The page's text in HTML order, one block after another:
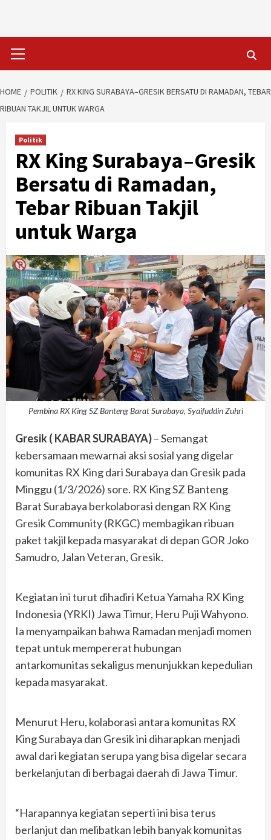
Menu
HOME POLITIK
RX KING SURABAYA–GRESIK BERSATU DI RAMADAN, TEBAR
RIBUAN TAKJIL UNTUK WARGA
Politik
RX King Surabaya–Gresik
Bersatu di Ramadan,
Tebar Ribuan Takjil
untuk Warga
Pembina RX King SZ Banteng Barat Surabaya, Syaifuddin Zuhri
Gresik ( KABAR SURABAYA)– Semangat
kebersamaan mewarnai aksi sosial yang digelar
komunitas RX King dari Surabaya dan Gresik pada
Minggu (1/3/2026) sore. RX King SZ Banteng
Barat Surabaya berkolaborasi dengan RX King
Gresik Community (RKGC) membagikan ribuan
paket takjil kepada masyarakat di depan GOR Joko
Samudro, Jalan Veteran, Gresik.
Kegiatan ini turut dihadiri Ketua Yamaha RX King
Indonesia (YRKI) Jawa Timur, Heru Puji Wahyono.
Ia menyampaikan bahwa Ramadan menjadi momen
tepat untuk mempererat hubungan
antarkomunitas sekaligus menunjukkan kepedulian
kepada masyarakat.
Menurut Heru, kolaborasi antara komunitas RX
King Surabaya dan Gresik ini diharapkan menjadi
awal dari kegiatan serupa yang bisa digelar secara
berkelanjutan di berbagai daerah di Jawa Timur.
“Harapannya kegiatan seperti ini bisa terus
berlanjut dan melibatkan lebih banyak komunitas